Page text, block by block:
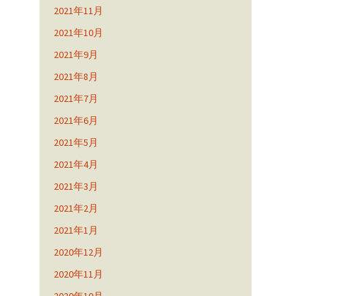
2021年11月
2021年10月
2021年9月
2021年8月
2021年7月
2021年6月
2021年5月
2021年4月
2021年3月
2021年2月
2021年1月
2020年12月
2020年11月